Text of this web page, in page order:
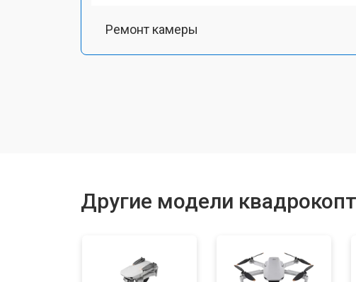
Ремонт камеры
Замена GPS-модуля
Другие модели